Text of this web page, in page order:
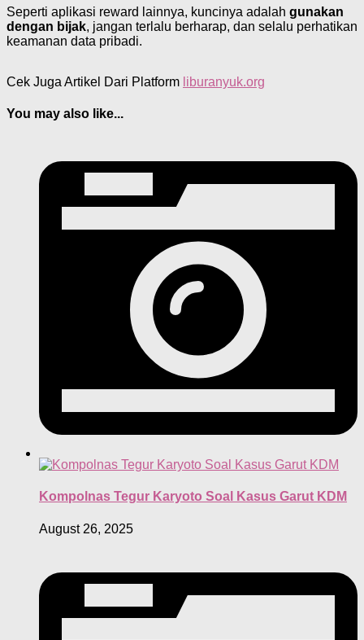
Seperti aplikasi reward lainnya, kuncinya adalah gunakan
dengan bijak, jangan terlalu berharap, dan selalu perhatikan
keamanan data pribadi.
Cek Juga Artikel Dari Platform liburanyuk.org
You may also like...
Kompolnas Tegur Karyoto Soal Kasus Garut KDM
August 26, 2025